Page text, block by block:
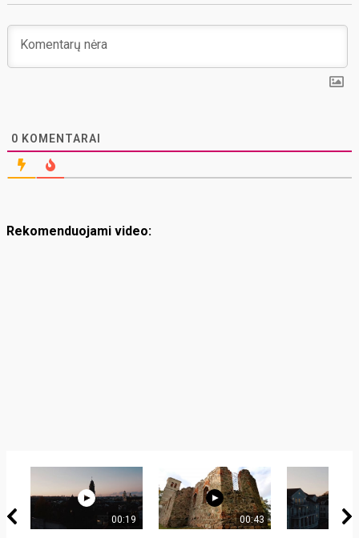
0 KOMENTARAI
Rekomenduojami video:
00:19 00:43